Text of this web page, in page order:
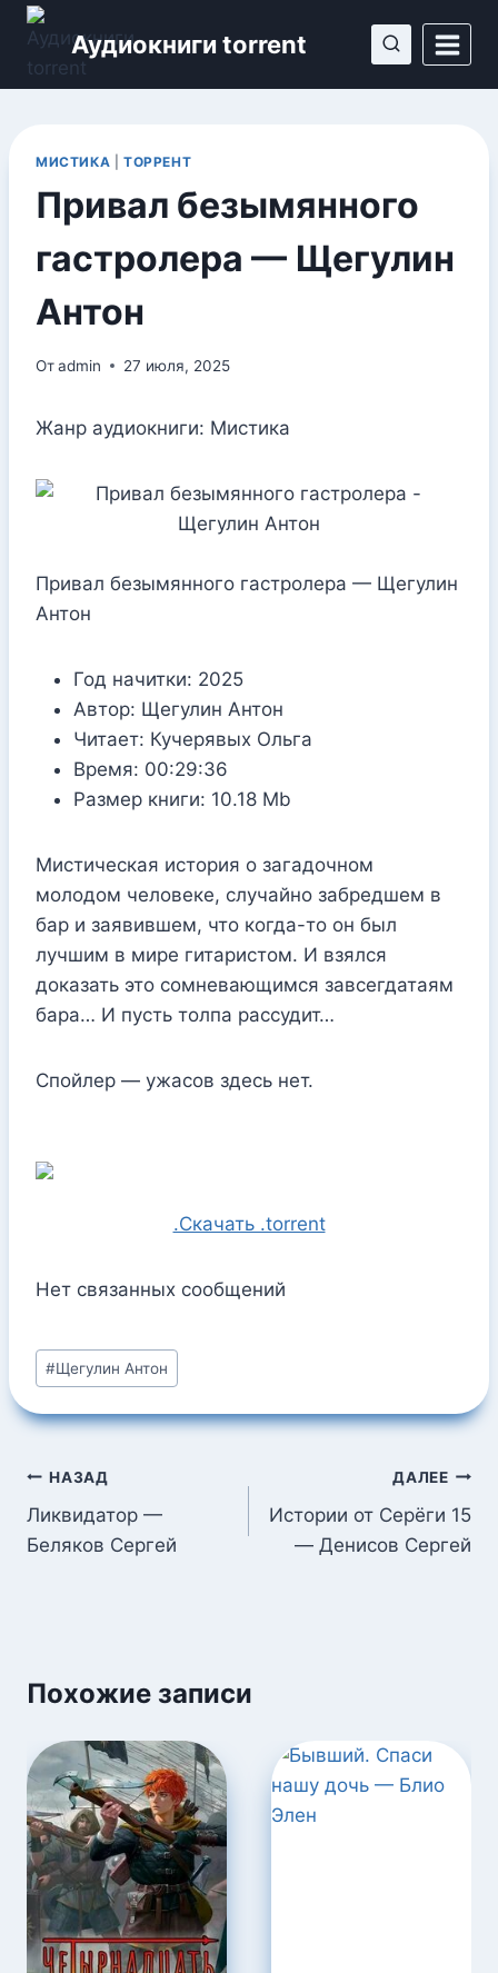
Перейти
содержимому
Аудиокниги torrent
МИСТИКА ТОРРЕНТ
Привал безымянного
гастролера — Щегулин
Антон
Отadmin 27 июля, 2025
Жанр аудиокниги: Мистика
Привал безымянного гастролера — Щегулин
Антон
Год начитки: 2025
Автор: Щегулин Антон
Читает: Кучерявых Ольга
Время: 00:29:36
Размер книги: 10.18 Mb
Мистическая история о загадочном
молодом человеке, случайно забредшем в
бар и заявившем, что когда-то он был
лучшим в мире гитаристом. И взялся
доказать это сомневающимся завсегдатаям
бара… И пусть толпа рассудит…
Спойлер — ужасов здесь нет.
.Скачать .torrent
Нет связанных сообщений
Метки
записи:
#Щегулин Антон
Навигация
по
записям
НАЗАД
Ликвидатор —
Беляков Сергей
ДАЛЕЕ
Истории от Серёги 15
— Денисов Сергей
Похожие записи